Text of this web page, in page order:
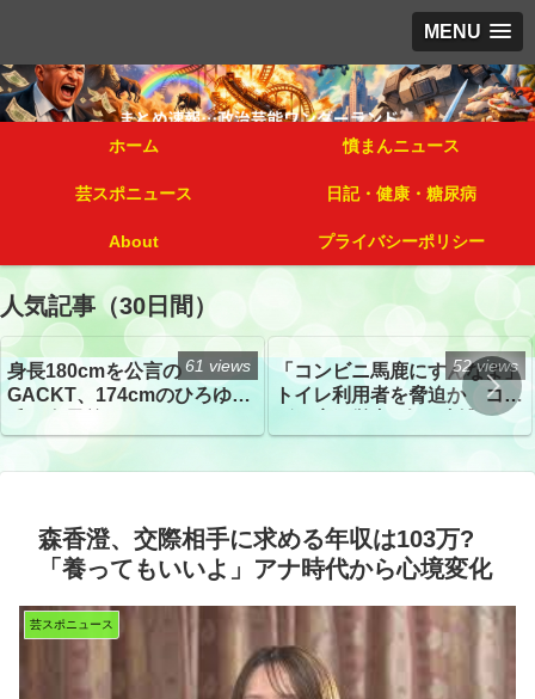
MENU
ホーム 憤まんニュース
芸スポニュース 日記・健康・糖尿病
About プライバシーポリシー
人気記事（30日間）
身長180cmを公言の
GACKT、174cmのひろゆき
トざわつき イベントでの写
真が話題
61 views
「コンビニ馬鹿にすんなよ」
トイレ利用者を脅迫か コン
52 views
森香澄、交際相手に求める年収は103万?
「養ってもいいよ」アナ時代から心境変化
芸スポニュース